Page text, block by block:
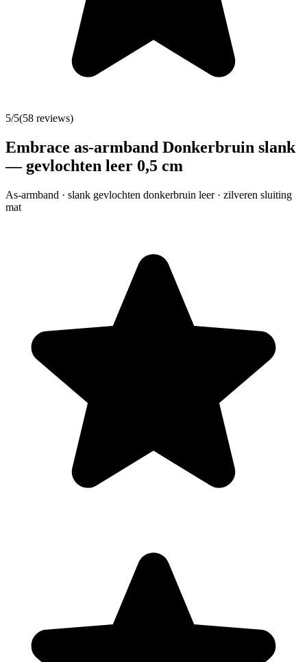
5/5(58 reviews)
Embrace as-armband Donkerbruin slank
— gevlochten leer 0,5 cm
As-armband · slank gevlochten donkerbruin leer · zilveren sluiting
mat